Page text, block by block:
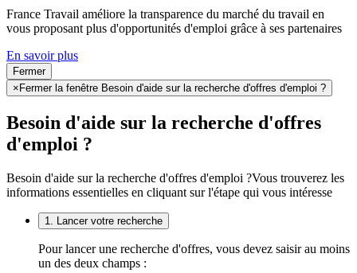
France Travail améliore la transparence du marché du travail en
vous proposant plus d'opportunités d'emploi grâce à ses partenaires
En savoir plus
Fermer
× Fermer la fenêtre Besoin d'aide sur la recherche d'offres d'emploi ?
Besoin d'aide sur la recherche d'offres
d'emploi ?
Besoin d'aide sur la recherche d'offres d'emploi ?Vous trouverez les
informations essentielles en cliquant sur l'étape qui vous intéresse
1. Lancer votre recherche
Pour lancer une recherche d'offres, vous devez saisir au moins
un des deux champs :